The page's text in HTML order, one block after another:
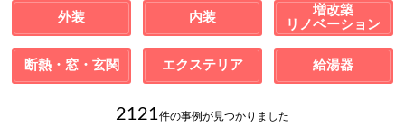
外装 内装
増改築
リノベーション
断熱・窓・玄関 エクステリア 給湯器
2121件の事例が見つかりました